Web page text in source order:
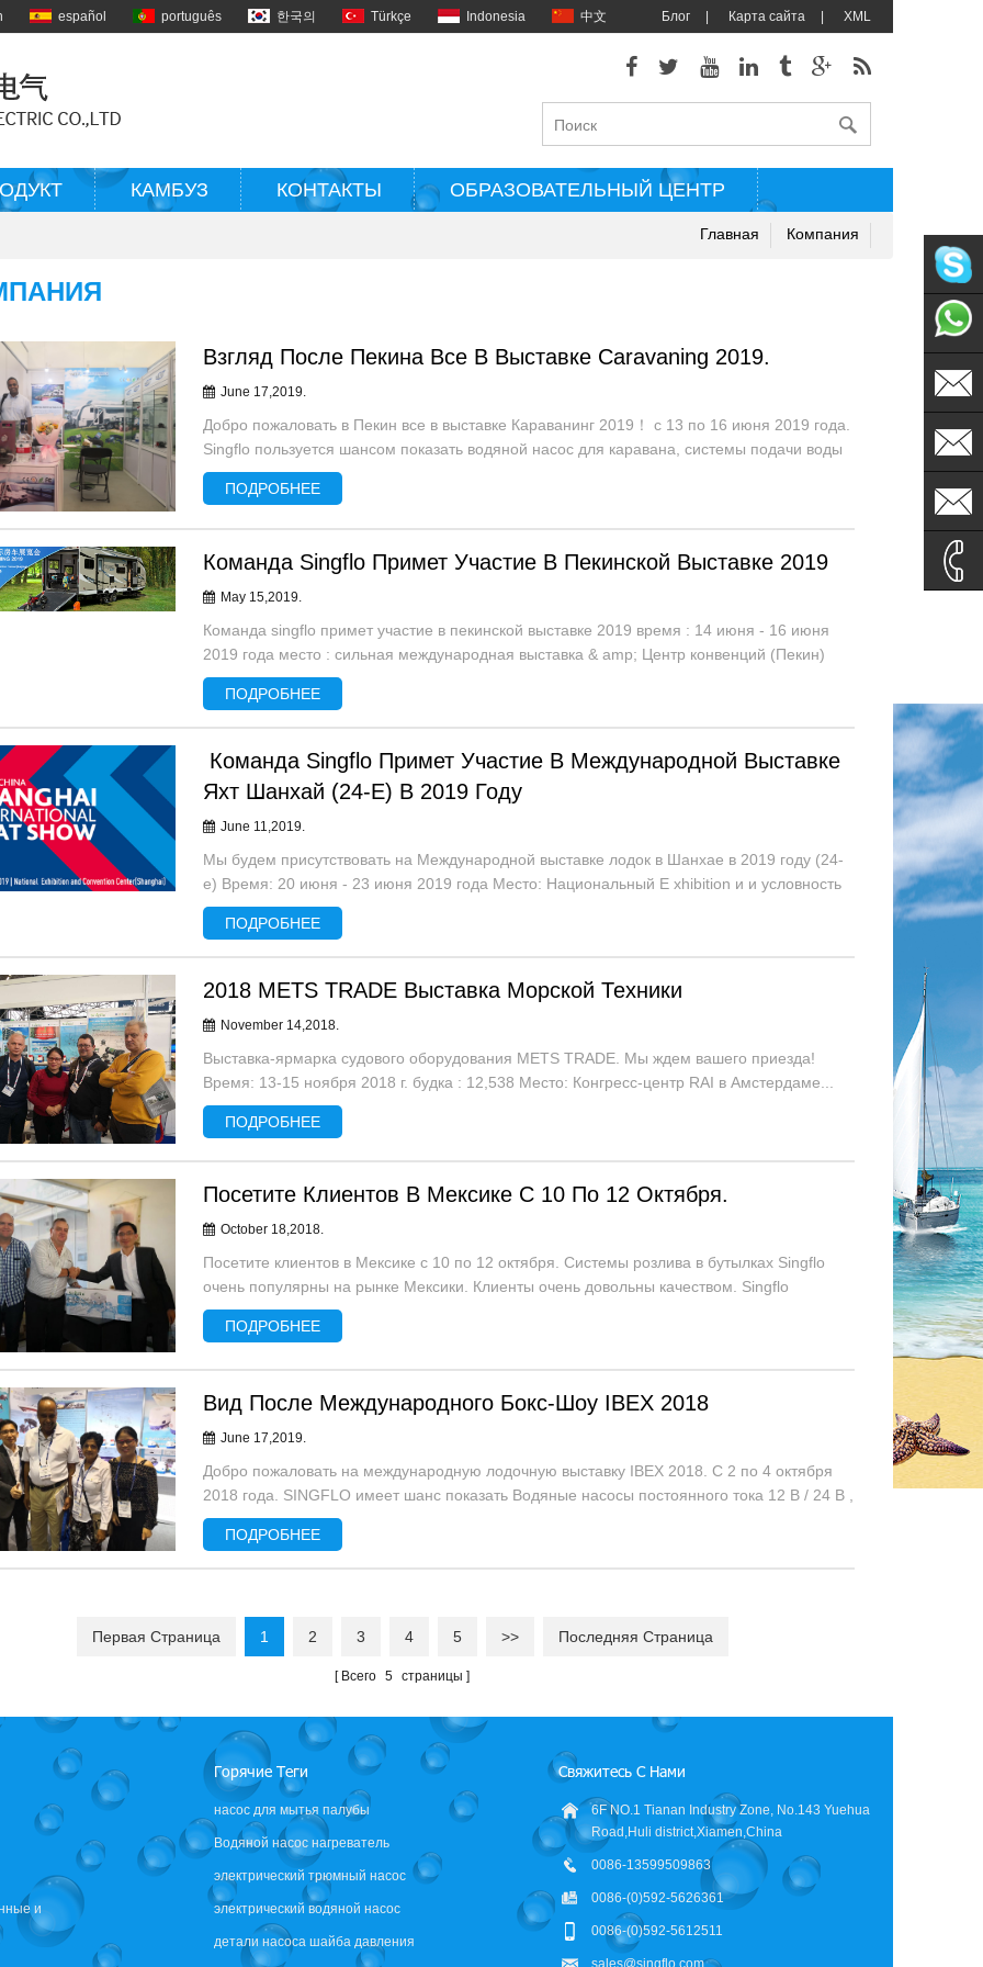
español português 한국의 Türkçe Indonesia 中文 Блог Карта сайта XML
КАМБУЗ КОНТАКТЫ ОБРАЗОВАТЕЛЬНЫЙ ЦЕНТР
Главная Компания
12 вольт по
лучший морской
караван RV мембранный
мембранный водяной насос с
питанием от аккумулятора
вольт перекачки воды
Производитель 3GPM
самовсасывающий 12-
диафрагменный насос для
системы пресной воды
Взгляд После Пекина Все В Выставке Caravaning 2019.
June 17,2019.
Добро пожаловать в Пекин все в выставке Караванинг 2019！ с 13 по 16 июня 2019 года.
Singflo пользуется шансом показать водяной насос для каравана, системы подачи воды
и другие аксессуары для радиоупра...
ПОДРОБНЕЕ
Команда Singflo Примет Участие В Пекинской Выставке 2019
May 15,2019.
Команда singflo примет участие в пекинской выставке 2019 время : 14 июня - 16 июня
2019 года место : сильная международная выставка & amp; Центр конвенций (Пекин)
будка нет : fw321 singflo водяной...
ПОДРОБНЕЕ
Команда Singflo Примет Участие В Международной Выставке
Яхт Шанхай (24-Е) В 2019 Году
June 11,2019.
Мы будем присутствовать на Международной выставке лодок в Шанхае в 2019 году (24-
е) Время: 20 июня - 23 июня 2019 года Место: Национальный E xhibition и и условность
Центр (Шанхай) Бут № 2Р26 Singflo ...
ПОДРОБНЕЕ
2018 METS TRADE Выставка Морской Техники
November 14,2018.
Выставка-ярмарка судового оборудования METS TRADE. Мы ждем вашего приезда!
Время: 13-15 ноября 2018 г. будка : 12,538 Место: Конгресс-центр RAI в Амстердаме...
ПОДРОБНЕЕ
Посетите Клиентов В Мексике С 10 По 12 Октября.
October 18,2018.
Посетите клиентов в Мексике с 10 по 12 октября. Системы розлива в бутылках Singflo
очень популярны на рынке Мексики. Клиенты очень довольны качеством. Singflo
установила долгосрочные отношения с клиен...
ПОДРОБНЕЕ
Вид После Международного Бокс-Шоу IBEX 2018
June 17,2019.
Добро пожаловать на международную лодочную выставку IBEX 2018. С 2 по 4 октября
2018 года. SINGFLO имеет шанс показать Водяные насосы постоянного тока 12 В / 24 В ,
трюмный насос s , системы водяного ...
ПОДРОБНЕЕ
Первая Страница 1 2 3 4 5 >> Последняя Страница
Всего 5 страницы
и
Горячие Теги
насос для мытья палубы
Водяной насос нагреватель
электрический трюмный насос
электрический водяной насос
детали насоса шайба давления
Свяжитесь С Нами
6F NO.1 Tianan Industry Zone, No.143 Yuehua
Road,Huli district,Xiamen,China
0086-13599509863
0086-(0)592-5626361
0086-(0)592-5612511